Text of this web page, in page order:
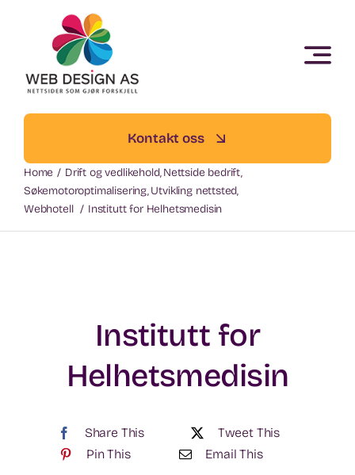
Kontakt oss
Home Drift og vedlikehold Nettside bedrift
Søkemotoroptimalisering Utvikling nettsted
Webhotell
Institutt for Helhetsmedisin
Institutt for
Helhetsmedisin
Share This
Tweet This
Pin This
Email This